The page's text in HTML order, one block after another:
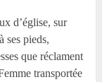
d’église, sur
ses pieds,
que réclament
transportée